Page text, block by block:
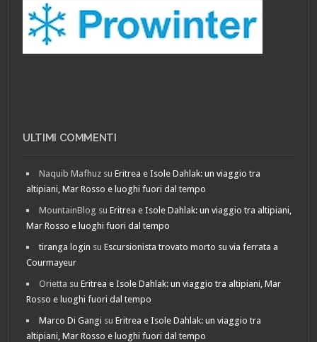
ULTIMI COMMENTI
Naquib Mafhuz suEritrea e Isole Dahlak: un viaggio tra
altipiani, Mar Rosso e luoghi fuori dal tempo
MountainBlog suEritrea e Isole Dahlak: un viaggio tra altipiani,
Mar Rosso e luoghi fuori dal tempo
tiranga login suEscursionista trovato morto su via ferrata a
Courmayeur
Orietta suEritrea e Isole Dahlak: un viaggio tra altipiani, Mar
Rosso e luoghi fuori dal tempo
Marco Di Gangi suEritrea e Isole Dahlak: un viaggio tra
altipiani, Mar Rosso e luoghi fuori dal tempo